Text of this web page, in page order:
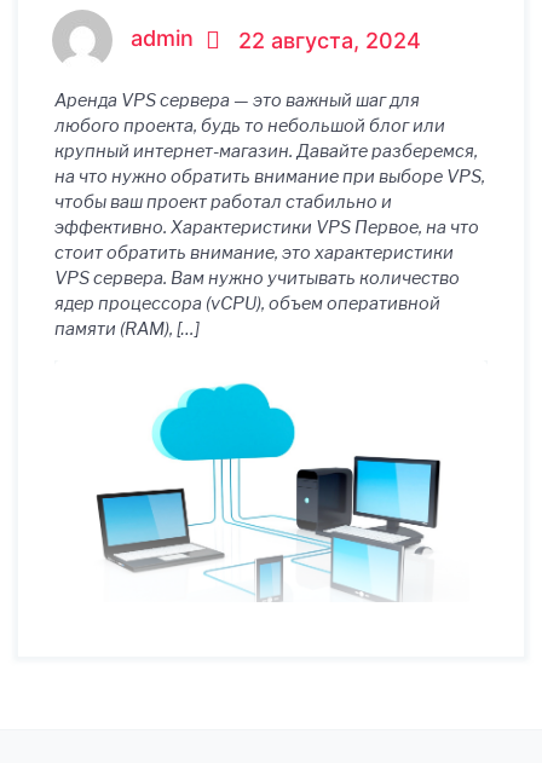
admin 22 августа, 2024
Аренда VPS сервера — это важный шаг для
любого проекта, будь то небольшой блог или
крупный интернет-магазин. Давайте разберемся,
на что нужно обратить внимание при выборе VPS,
чтобы ваш проект работал стабильно и
эффективно. Характеристики VPS Первое, на что
стоит обратить внимание, это характеристики
VPS сервера. Вам нужно учитывать количество
ядер процессора (vCPU), объем оперативной
памяти (RAM), […]